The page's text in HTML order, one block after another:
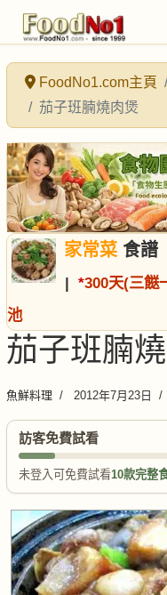
FoodNo1.com主頁
茄子班腩燒肉煲
家常菜食譜
| *300天(三餸
池
茄子班腩
魚鮮料理 2012年7月23日
訪客免費試看
未登入可免費試看10款完整